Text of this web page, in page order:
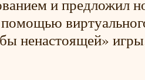
и предложил
ненастоящей»